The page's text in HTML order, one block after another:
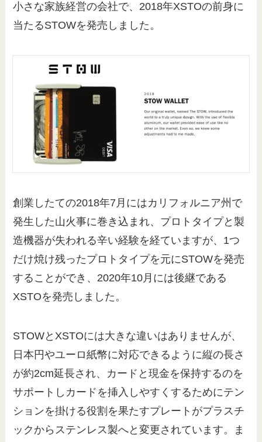
小さな家族経営の会社で、2018年XSTOの前身に
当たるSTOWを発売しました。
創業したての2018年7月にはカリフォルニア州で
発生した山火事に巻き込まれ、プロトタイプと製
造機器が失われる辛い経験を経ていますが、1つ
だけ焼け残ったプロトタイプを元にSTOWを発売
することができ、2020年10月には後継である
XSTOを発売しました。
STOWとXSTOには大きな違いはありませんが、
日本円やユーロ紙幣に対応できるように縦の長さ
が約2cm延長され、カードと現金を保持するのを
サポートしカードを挿入しやすくするためにテン
ションを掛ける役割を果たすプレートがプラスチ
ックからステンレス製へと変更されています。ま